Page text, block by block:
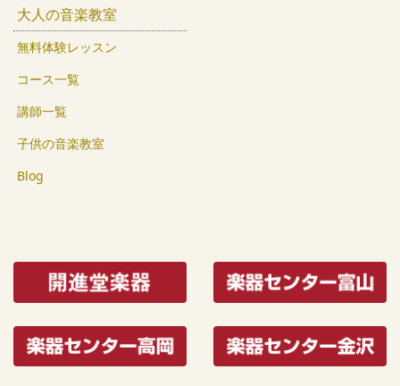
大人の音楽教室
無料体験レッスン
コース一覧
講師一覧
子供の音楽教室
Blog